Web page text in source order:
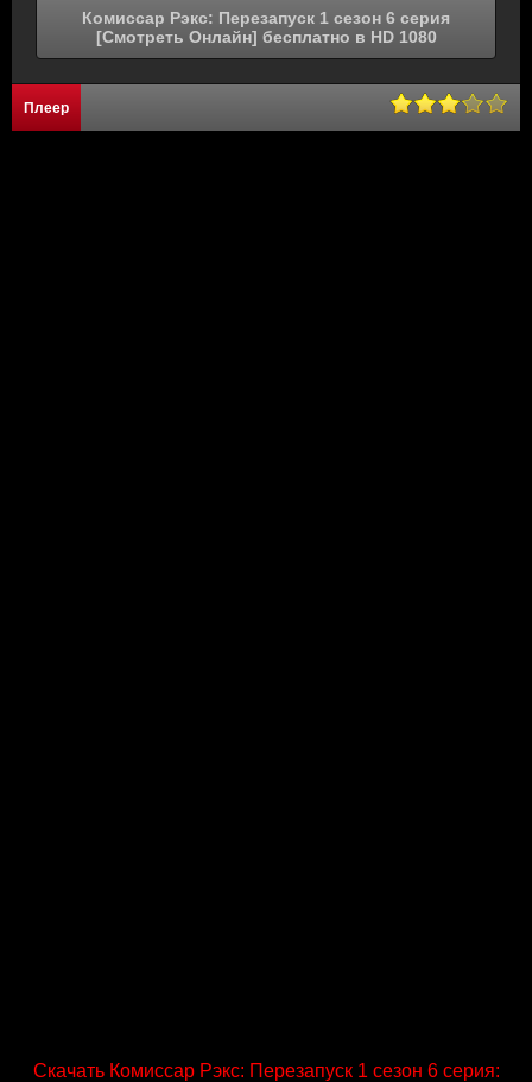
Комиссар Рэкс: Перезапуск 1 сезон 6 серия
[Смотреть Онлайн] бесплатно в HD 1080
Плеер
Скачать Комиссар Рэкс: Перезапуск 1 сезон 6 серия: